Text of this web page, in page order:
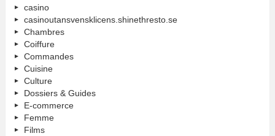
casino
casinoutansvensklicens.shinethresto.se
Chambres
Coiffure
Commandes
Cuisine
Culture
Dossiers & Guides
E-commerce
Femme
Films